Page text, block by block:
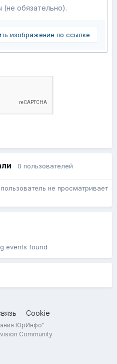
обязательно).
изображение по ссылке
0 пользователей
не просматривает
events found
Cookie
ЮрИнфо"
Community